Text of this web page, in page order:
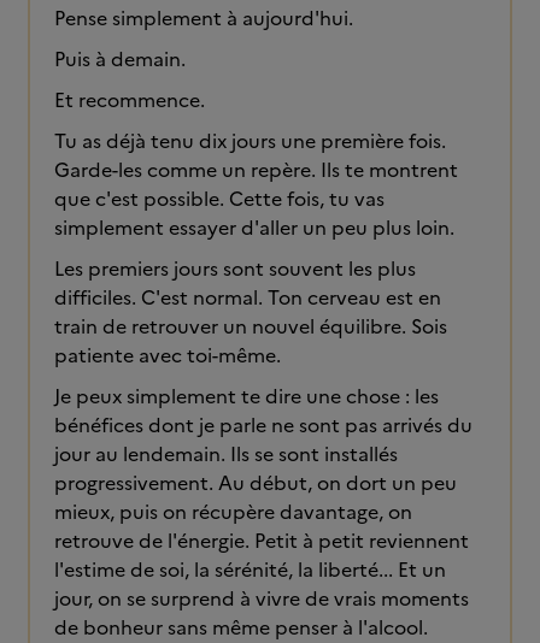
Pense simplement à aujourd'hui.
Puis à demain.
Et recommence.
Tu as déjà tenu dix jours une première fois.
Garde-les comme un repère. Ils te montrent
que c'est possible. Cette fois, tu vas
simplement essayer d'aller un peu plus loin.
Les premiers jours sont souvent les plus
difficiles. C'est normal. Ton cerveau est en
train de retrouver un nouvel équilibre. Sois
patiente avec toi-même.
Je peux simplement te dire une chose : les
bénéfices dont je parle ne sont pas arrivés du
jour au lendemain. Ils se sont installés
progressivement. Au début, on dort un peu
mieux, puis on récupère davantage, on
retrouve de l'énergie. Petit à petit reviennent
l'estime de soi, la sérénité, la liberté... Et un
jour, on se surprend à vivre de vrais moments
de bonheur sans même penser à l'alcool.